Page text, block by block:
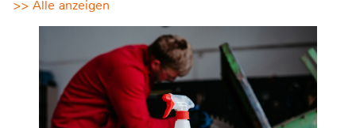
>> Alle anzeigen